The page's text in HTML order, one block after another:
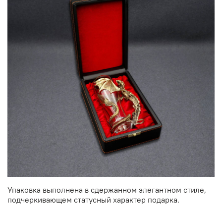
Упаковка выполнена в сдержанном элегантном стиле,
подчеркивающем статусный характер подарка.